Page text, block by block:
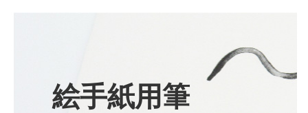
絵手紙用筆